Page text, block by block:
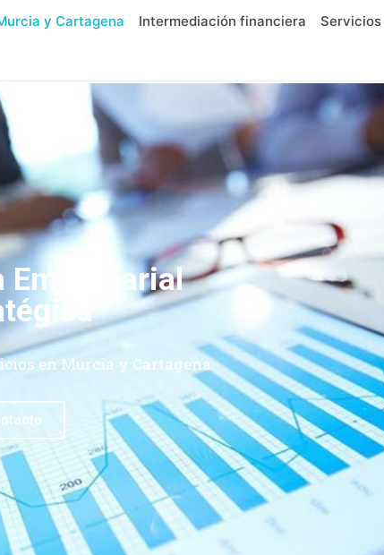
y Cartagena Intermediación financiera Servicios
Empresarial
en Murcia y Cartagena.